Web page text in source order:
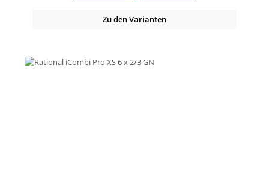
Zu den Varianten